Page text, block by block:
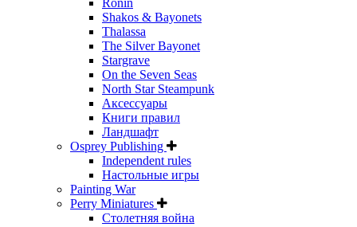
Ronin
Shakos & Bayonets
Thalassa
The Silver Bayonet
Stargrave
On the Seven Seas
North Star Steampunk
Аксессуары
Книги правил
Ландшафт
Osprey Publishing
Independent rules
Настольные игры
Painting War
Perry Miniatures
Столетняя война